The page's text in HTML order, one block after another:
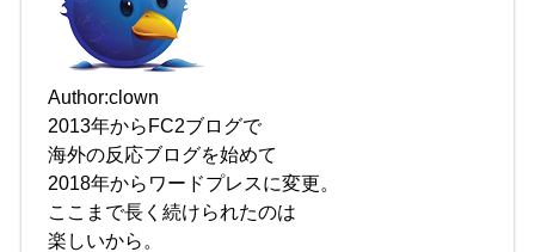
Author:clown
2013年からFC2ブログで
海外の反応ブログを始めて
2018年からワードプレスに変更。
ここまで長く続けられたのは
楽しいから。